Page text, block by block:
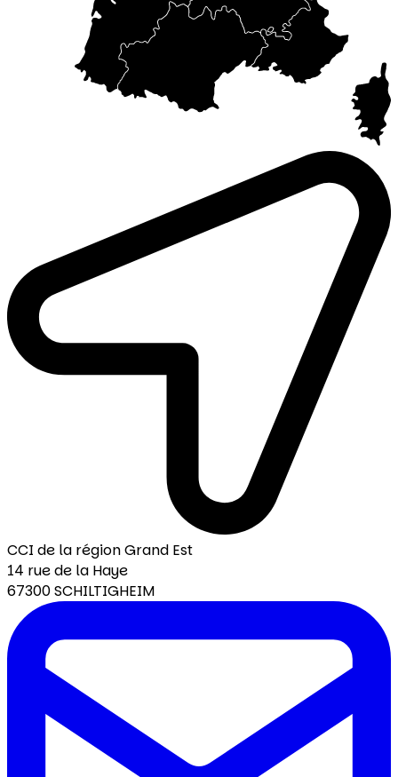
CCI de la région Grand Est
14 rue de la Haye
67300 SCHILTIGHEIM